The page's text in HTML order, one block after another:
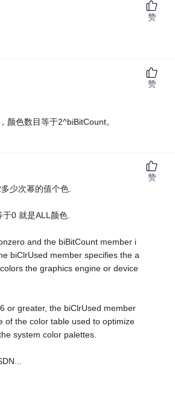
赞
颜色数目等于2^biBitCount。
赞
少次幂的值个色.
0 就是ALL颜色.
and the biBitCount member i
biClrUsed member specifies the a
the graphics engine or device
or greater, the biClrUsed member
of the color table used to optimize
system color palettes.
赞